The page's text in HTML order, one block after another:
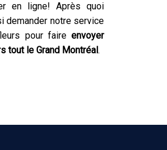
en ligne! Après quoi
demander notre service
pour faireenvoyer
tout le Grand Montréal.